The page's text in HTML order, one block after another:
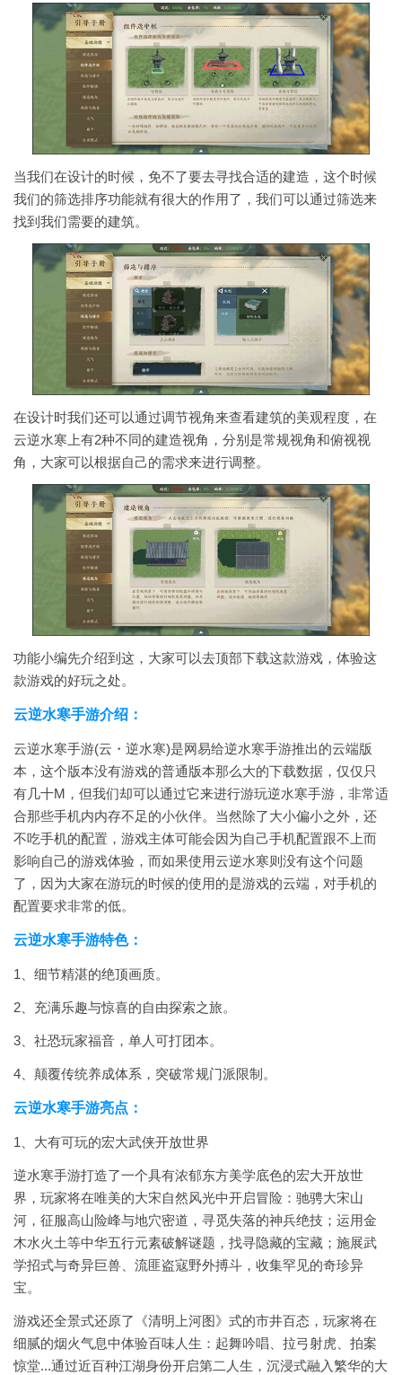
当我们在设计的时候，免不了要去寻找合适的建造，这个时候
我们的筛选排序功能就有很大的作用了，我们可以通过筛选来
找到我们需要的建筑。
在设计时我们还可以通过调节视角来查看建筑的美观程度，在
云逆水寒上有2种不同的建造视角，分别是常规视角和俯视视
角，大家可以根据自己的需求来进行调整。
功能小编先介绍到这，大家可以去顶部下载这款游戏，体验这
款游戏的好玩之处。
云逆水寒手游介绍：
云逆水寒手游(云・逆水寒)是网易给逆水寒手游推出的云端版
本，这个版本没有游戏的普通版本那么大的下载数据，仅仅只
有几十M，但我们却可以通过它来进行游玩逆水寒手游，非常适
合那些手机内内存不足的小伙伴。当然除了大小偏小之外，还
不吃手机的配置，游戏主体可能会因为自己手机配置跟不上而
影响自己的游戏体验，而如果使用云逆水寒则没有这个问题
了，因为大家在游玩的时候的使用的是游戏的云端，对手机的
配置要求非常的低。
云逆水寒手游特色：
1、细节精湛的绝顶画质。
2、充满乐趣与惊喜的自由探索之旅。
3、社恐玩家福音，单人可打团本。
4、颠覆传统养成体系，突破常规门派限制。
云逆水寒手游亮点：
1、大有可玩的宏大武侠开放世界
逆水寒手游打造了一个具有浓郁东方美学底色的宏大开放世
界，玩家将在唯美的大宋自然风光中开启冒险：驰骋大宋山
河，征服高山险峰与地穴密道，寻觅失落的神兵绝技；运用金
木水火土等中华五行元素破解谜题，找寻隐藏的宝藏；施展武
学招式与奇异巨兽、流匪盗寇野外搏斗，收集罕见的奇珍异
宝。
游戏还全景式还原了《清明上河图》式的市井百态，玩家将在
细腻的烟火气息中体验百味人生：起舞吟唱、拉弓射虎、拍案
惊堂...通过近百种江湖身份开启第二人生，沉浸式融入繁华的大